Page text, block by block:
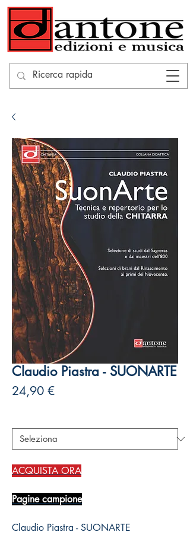
Claudio Piastra - SUONARTE
24,90 €Prezzo
ACQUISTA ORA
Pagine campione
Claudio Piastra - SUONARTE